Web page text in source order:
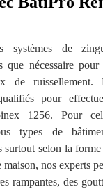
systèmes de
que nécessaire pour
de ruissellement.
pour
1256. Pour
types de
surtout selon la
nos experts
rampantes, des